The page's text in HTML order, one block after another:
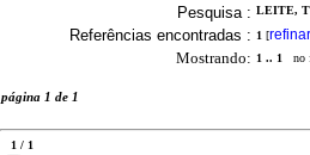
Pesquisa : LEITE,
Referências encontradas : 1 [refinar
Mostrando: 1 .. 1 no
página 1 de 1
1 / 1